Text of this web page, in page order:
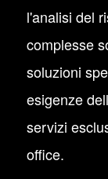
l'analisi del
complesse
soluzioni
esigenze
servizi
office.